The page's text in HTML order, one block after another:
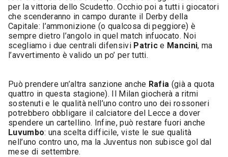
per la vittoria dello Scudetto. Occhio poi a tutti i giocatori
che scenderanno in campo durante il Derby della
Capitale: l’ammonizione (o qualcosa di peggiore) è
sempre dietro l’angolo in quel match infuocato. Noi
scegliamo i due centrali difensivi Patrice Mancini, ma
l’avvertimento è valido un po’ per tutti.
Può prendere un’altra sanzione anche Rafia (già a quota
quattro in questa stagione). Il Milan giocherà a ritmi
sostenuti e le qualità nell’uno contro uno dei rossoneri
potrebbero obbligare il calciatore del Lecce a dover
spendere un cartellino. Infine, può restare fuori anche
Luvumbo: una scelta difficile, viste le sue qualità
nell’uno contro uno, ma la Juventus non subisce gol dal
mese di settembre.